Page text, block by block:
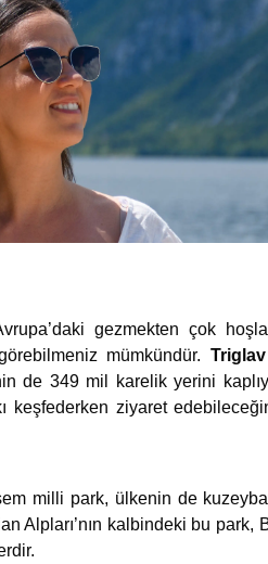
gezmekten çok
mümkündür.
de 349 mil karelik yerini
keşfederken ziyaret
milli park, ülkenin de
Alpları’nın kalbindeki bu park,